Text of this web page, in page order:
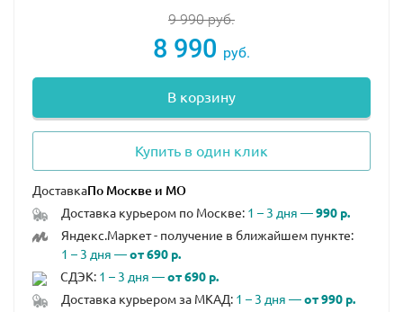
9 990руб.
8 990 руб.
В корзину
Купить в один клик
Доставка
Доставка курьером по Москве: 1 – 3 дня —990 р.
Яндекс.Маркет - получение в ближайшем пункте:
1 – 3 дня —от 690 р.
СДЭК: 1 – 3 дня —от 690 р.
Доставка курьером за МКАД: 1 – 3 дня —от 990 р.